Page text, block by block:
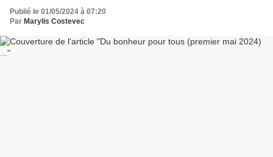
Publié le 01/05/2024 à 07:20
Par Marylis Costevec